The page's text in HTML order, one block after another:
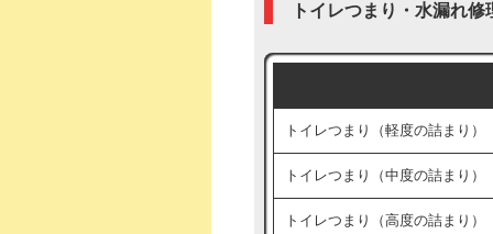
トイレつまり・水漏れ
トイレつまり（軽度の詰まり）
トイレつまり（中度の詰まり）
トイレつまり（高度の詰まり）